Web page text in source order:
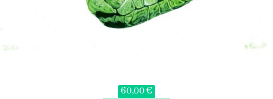
60,00 €